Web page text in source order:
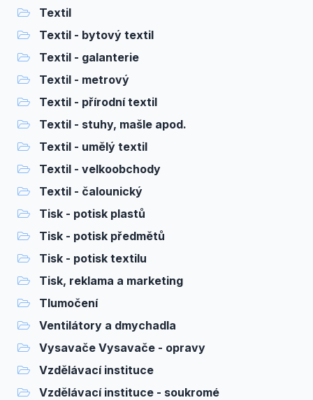
Textil
Textil - bytový textil
Textil - galanterie
Textil - metrový
Textil - přírodní textil
Textil - stuhy, mašle apod.
Textil - umělý textil
Textil - velkoobchody
Textil - čalounický
Tisk - potisk plastů
Tisk - potisk předmětů
Tisk - potisk textilu
Tisk, reklama a marketing
Tlumočení
Ventilátory a dmychadla
Vysavače Vysavače - opravy
Vzdělávací instituce
Vzdělávací instituce - soukromé